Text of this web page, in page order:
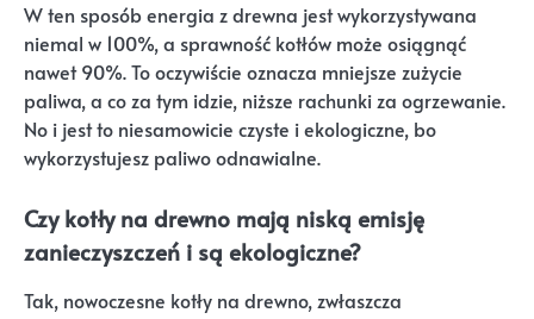
W ten sposób energia z drewna jest wykorzystywana
niemal w 100%, a sprawność kotłów może osiągnąć
nawet 90%. To oczywiście oznacza mniejsze zużycie
paliwa, a co za tym idzie, niższe rachunki za ogrzewanie.
No i jest to niesamowicie czyste i ekologiczne, bo
wykorzystujesz paliwo odnawialne.
Czy kotły na drewno mają niską emisję
zanieczyszczeń i są ekologiczne?
Tak, nowoczesne kotły na drewno, zwłaszcza